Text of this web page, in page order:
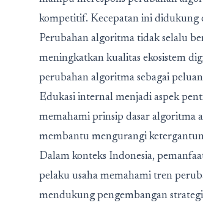
kompetitif. Kecepatan ini didukung
Perubahan algoritma tidak selalu
meningkatkan kualitas ekosistem
perubahan algoritma sebagai
Edukasi internal menjadi aspek
memahami prinsip dasar algoritma
membantu mengurangi
Dalam konteks Indonesia,
pelaku usaha memahami tren
mendukung pengembangan